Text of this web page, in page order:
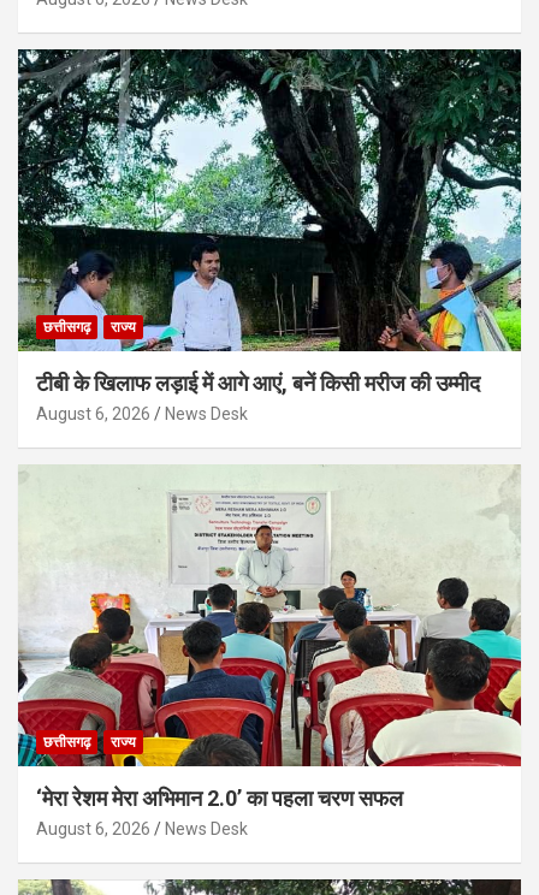
छत्तीसगढ़ राज्य
टीबी के खिलाफ लड़ाई में आगे आएं, बनें किसी मरीज की उम्मीद
August 6, 2026 News Desk
छत्तीसगढ़ राज्य
‘मेरा रेशम मेरा अभिमान 2.0’ का पहला चरण सफल
August 6, 2026 News Desk